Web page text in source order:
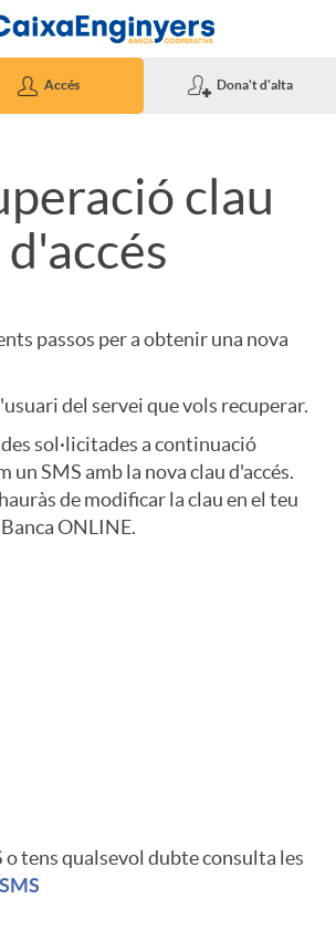
Accés Dona't d'alta
clau
d'accés
passos per a obtenir una nova
del servei que vols recuperar.
sol·licitades a continuació
un SMS amb la nova clau d'accés.
de modificar la clau en el teu
ONLINE.
o tens qualsevol dubte consulta les